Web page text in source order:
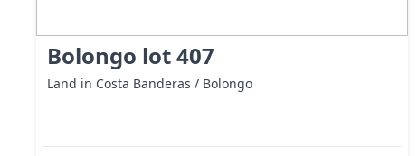
Bolongo lot 407
Land in Costa Banderas / Bolongo